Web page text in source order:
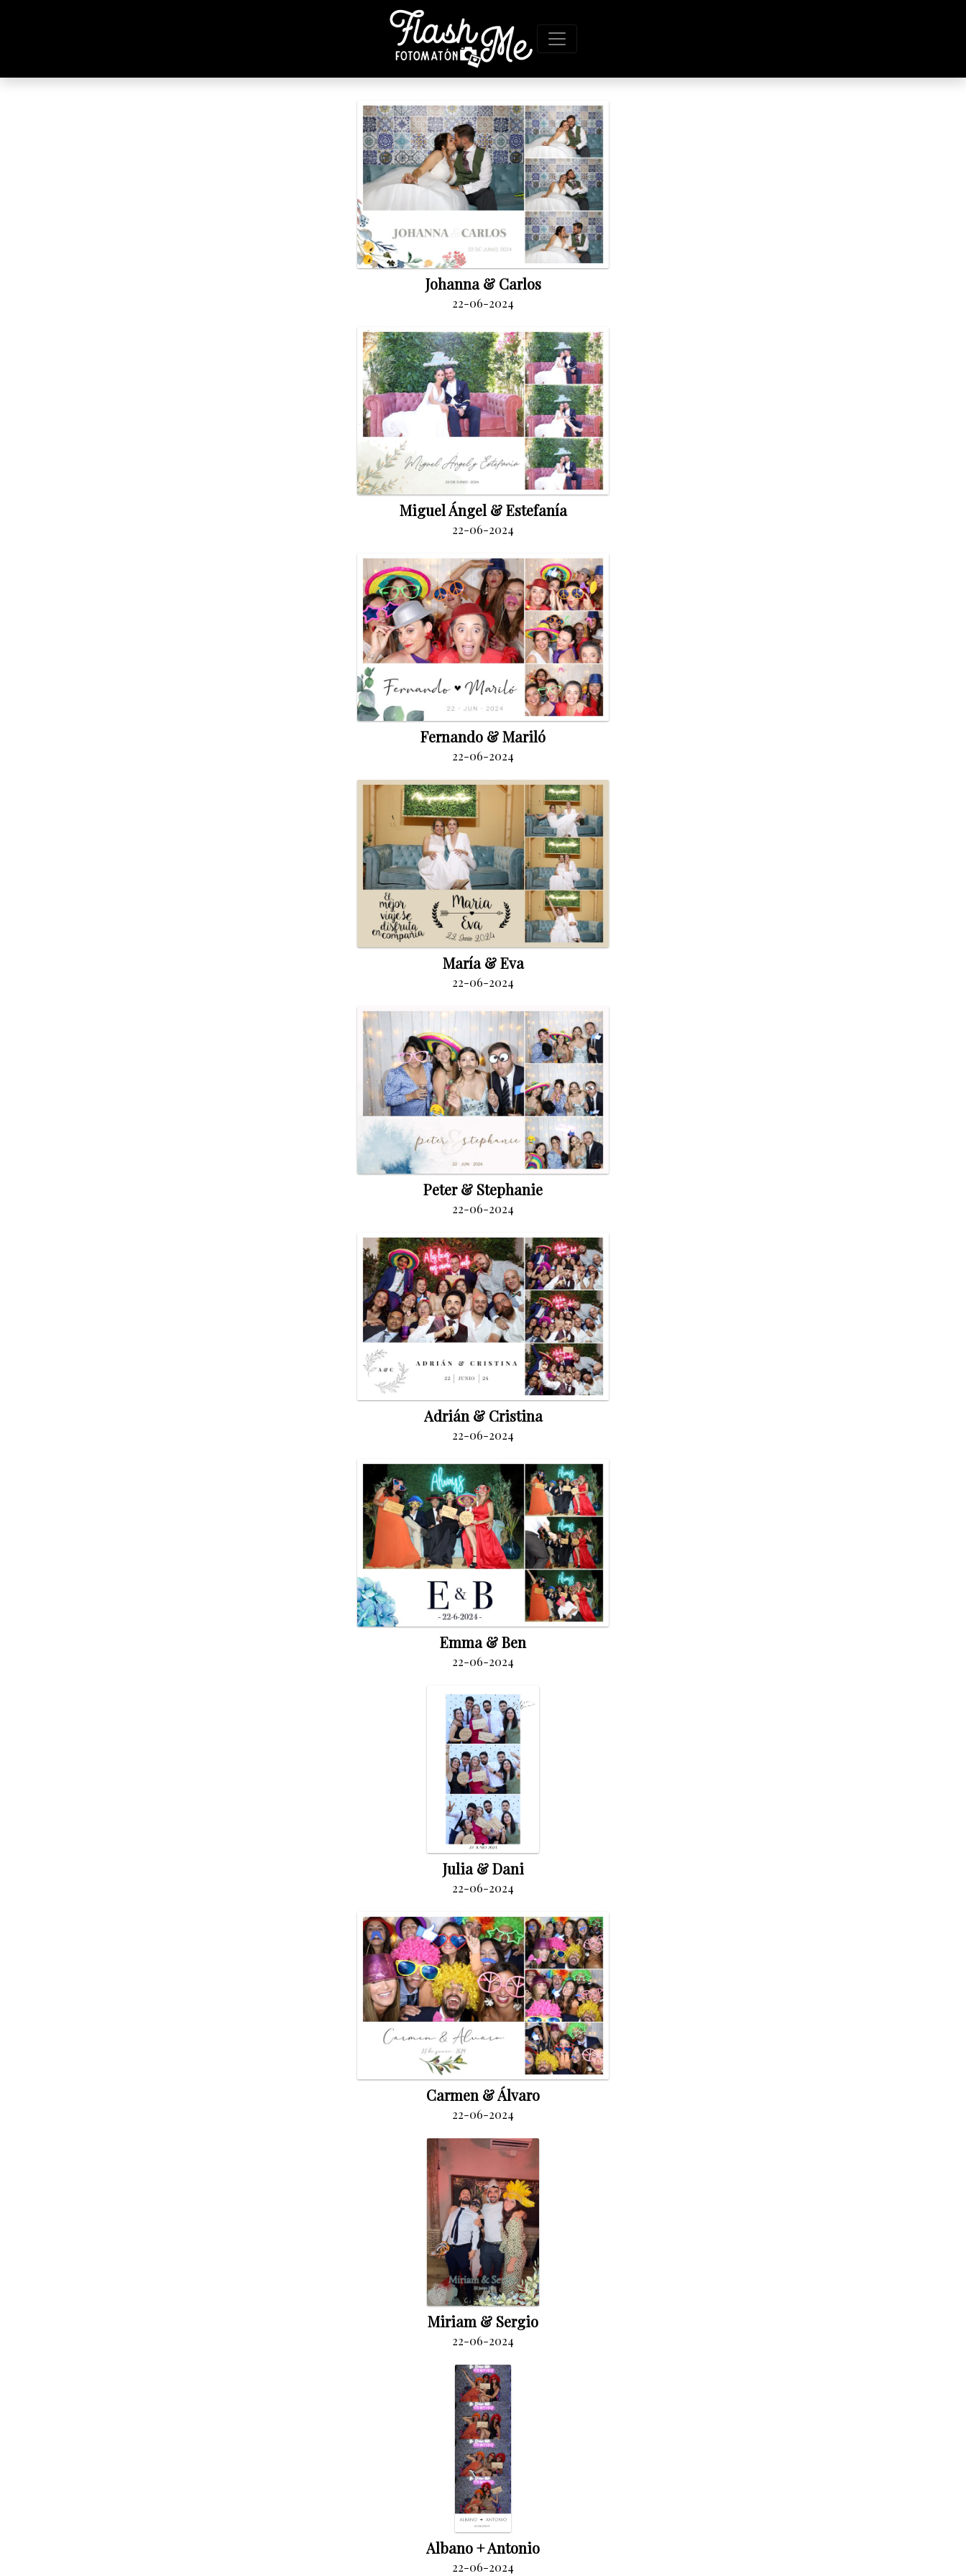
Johanna & Carlos
22-06-2024
Miguel Ángel & Estefanía
22-06-2024
Fernando & Mariló
22-06-2024
María & Eva
22-06-2024
Peter & Stephanie
22-06-2024
Adrián & Cristina
22-06-2024
Emma & Ben
22-06-2024
Julia & Dani
22-06-2024
Carmen & Álvaro
22-06-2024
Miriam & Sergio
22-06-2024
Albano + Antonio
22-06-2024